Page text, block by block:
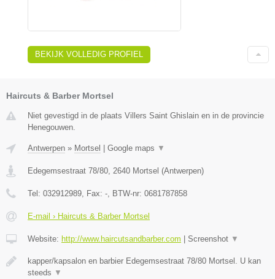
BEKIJK VOLLEDIG PROFIEL
Haircuts & Barber Mortsel
Niet gevestigd in de plaats Villers Saint Ghislain en in de provincie
Henegouwen.
Antwerpen » Mortsel Google maps ▼
Edegemsestraat 78/80, 2640 Mortsel (Antwerpen)
Tel: 032912989, Fax: -, BTW-nr: 0681787858
E-mail › Haircuts & Barber Mortsel
Website: http://www.haircutsandbarber.com Screenshot ▼
kapper/kapsalon en barbier Edegemsestraat 78/80 Mortsel. U kan
steeds ▼